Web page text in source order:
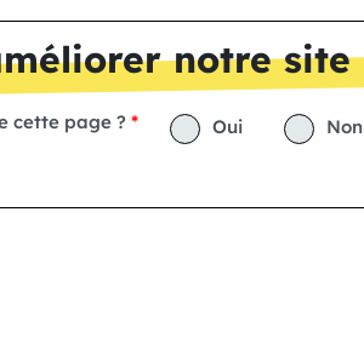
notre site
cette page ? Oui Non